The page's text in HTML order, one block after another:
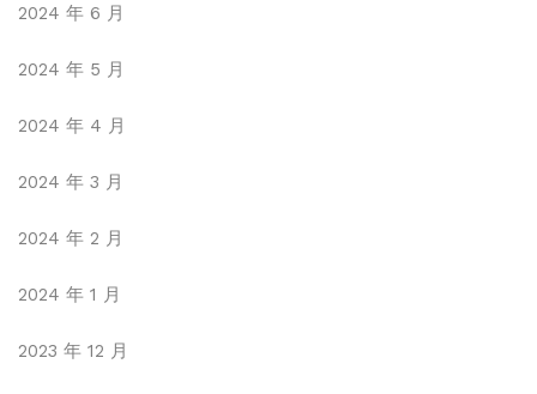
2024 年 6 月
2024 年 5 月
2024 年 4 月
2024 年 3 月
2024 年 2 月
2024 年 1 月
2023 年 12 月